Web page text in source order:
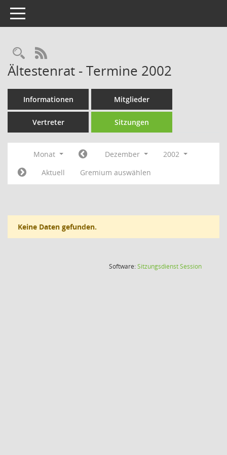
Toggle navigation
Rechercheauswahl
RSS-Feed
Ältestenrat - Termine 2002
Informationen Mitglieder
Vertreter Sitzungen
Monat Dezember
2002
Aktuell
Gremium auswählen
Keine Daten gefunden.
Software:SitzungsdienstSession(Wird in